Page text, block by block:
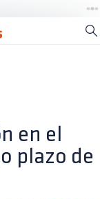
en el
plazo de